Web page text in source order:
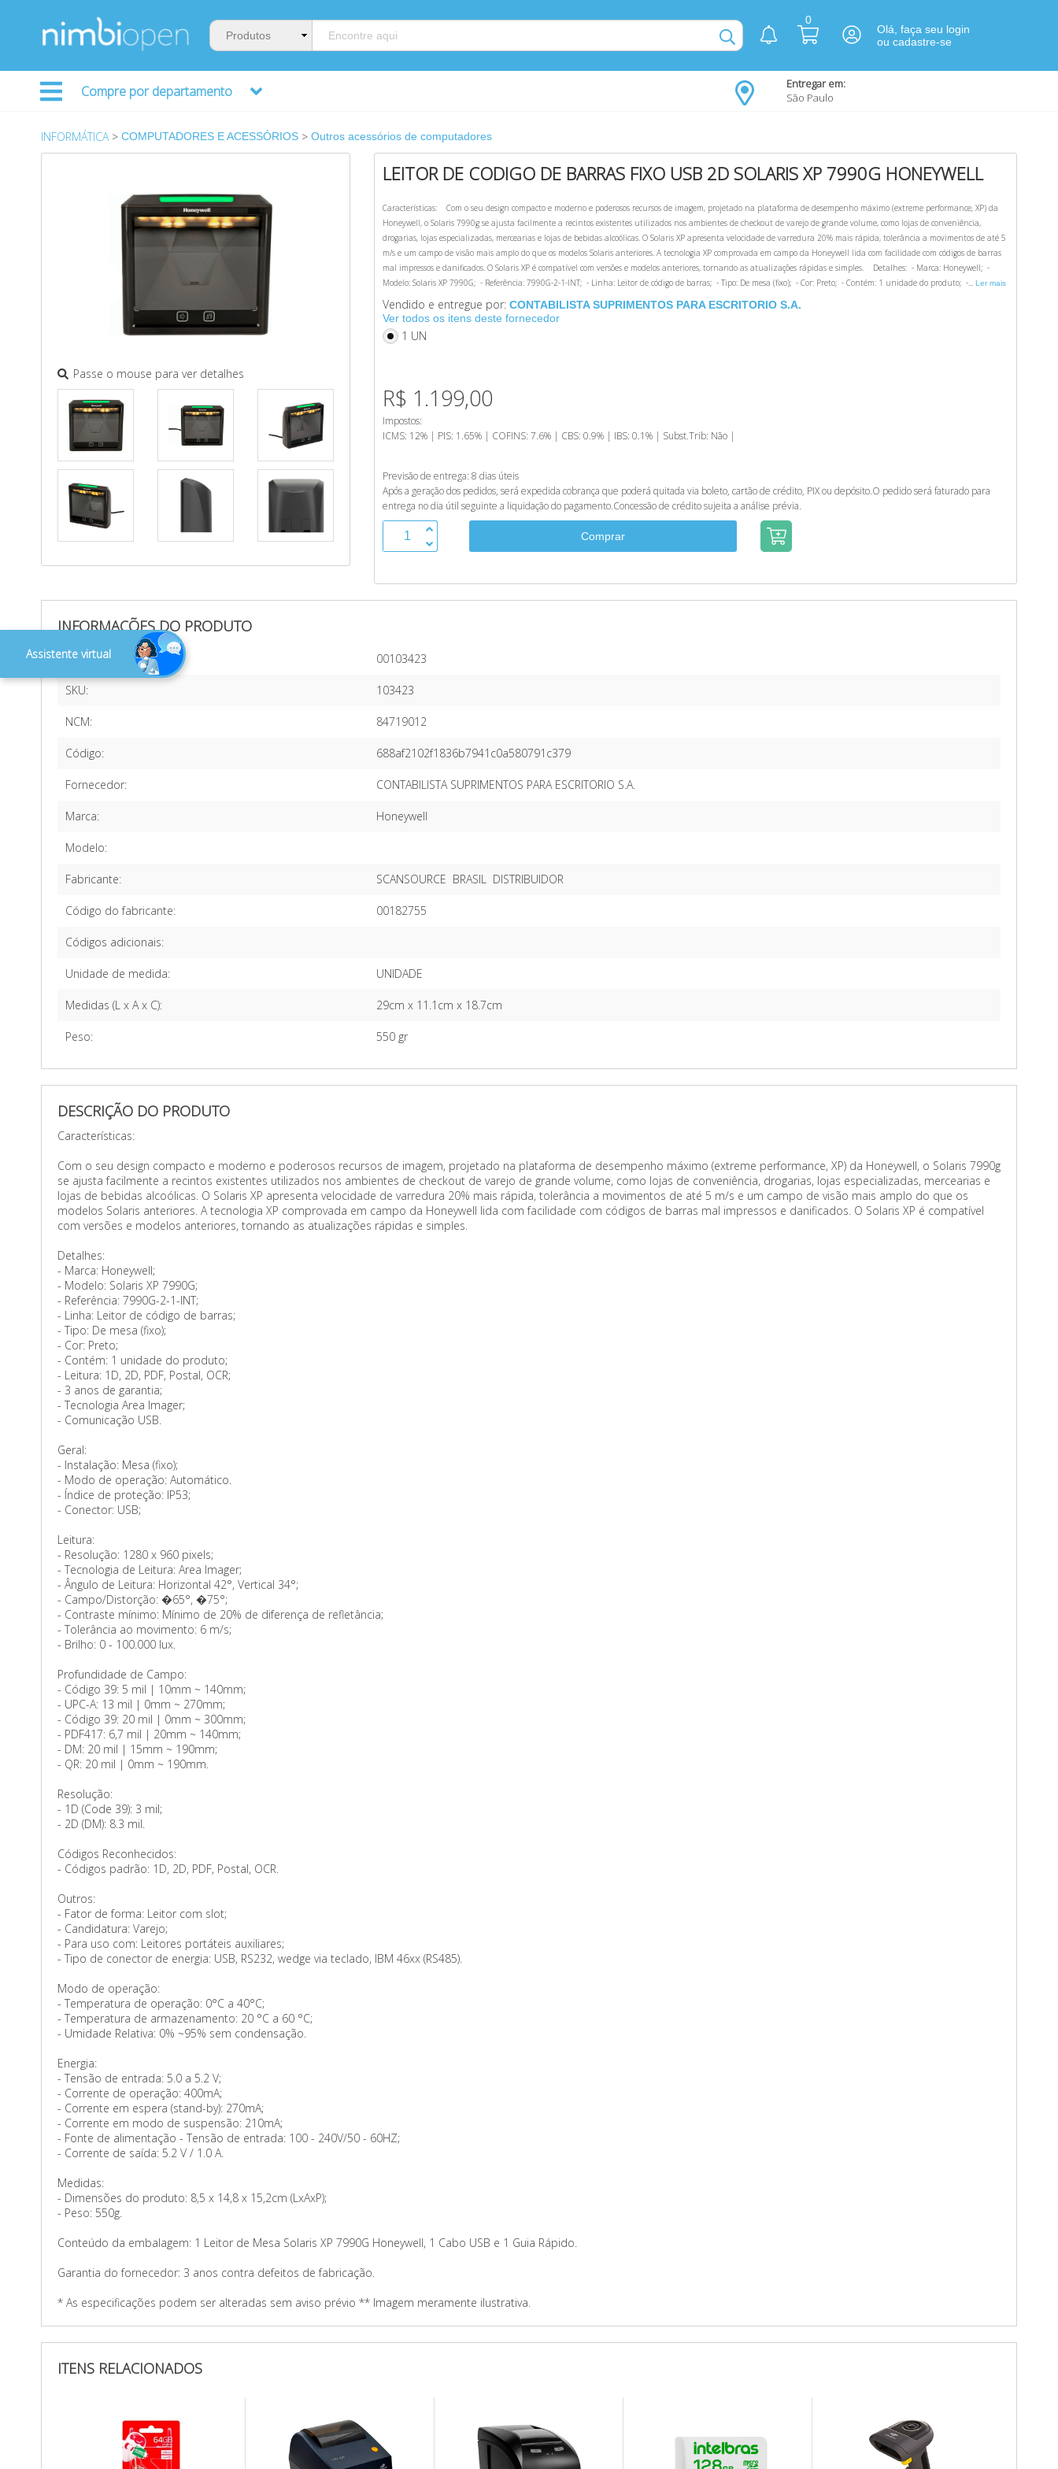
0
Olá, faça seu login
ou cadastre-se
Assistente virtual
Compre por departamento
Entregar em:
São Paulo
INFORMÁTICA > COMPUTADORES E ACESSÓRIOS > Outros acessórios de computadores
Passe o mouse para ver detalhes
LEITOR DE CODIGO DE BARRAS FIXO USB 2D SOLARIS XP 7990G HONEYWELL
Características: Com o seu design compacto e moderno e poderosos recursos de imagem, projetado na plataforma de desempenho máximo (extreme performance, XP) da
Honeywell, o Solaris 7990g se ajusta facilmente a recintos existentes utilizados nos ambientes de checkout de varejo de grande volume, como lojas de conveniência,
drogarias, lojas especializadas, mercearias e lojas de bebidas alcoólicas. O Solaris XP apresenta velocidade de varredura 20% mais rápida, tolerância a movimentos de até 5
m/s e um campo de visão mais amplo do que os modelos Solaris anteriores. A tecnologia XP comprovada em campo da Honeywell lida com facilidade com códigos de barras
mal impressos e danificados. O Solaris XP é compatível com versões e modelos anteriores, tornando as atualizações rápidas e simples. Detalhes: - Marca: Honeywell; -
Modelo: Solaris XP 7990G; - Referência: 7990G-2-1-INT; - Linha: Leitor de código de barras; - Tipo: De mesa (fixo); - Cor: Preto; - Contém: 1 unidade do produto; -... Ler mais
Vendido e entregue por:CONTABILISTA SUPRIMENTOS PARA ESCRITORIO S.A.
Ver todos os itens deste fornecedor
1 UN
R$ 1.199,00
Impostos:
ICMS: 12% | PIS: 1.65% | COFINS: 7.6% | CBS: 0.9% | IBS: 0.1% | Subst.Trib: Não |
Previsão de entrega: 8 dias úteis
Após a geração dos pedidos, será expedida cobrança que poderá quitada via boleto, cartão de crédito, PIX ou depósito.O pedido será faturado para
entrega no dia útil seguinte a liquidação do pagamento.Concessão de crédito sujeita a análise prévia.
INFORMAÇÕES DO PRODUTO
GTIN: 00103423
SKU: 103423
NCM: 84719012
Código: 688af2102f1836b7941c0a580791c379
Fornecedor: CONTABILISTA SUPRIMENTOS PARA ESCRITORIO S.A.
Marca: Honeywell
Modelo:
Fabricante: SCANSOURCE BRASIL DISTRIBUIDOR
Código do fabricante: 00182755
Códigos adicionais:
Unidade de medida: UNIDADE
Medidas (L x A x C): 29cm x 11.1cm x 18.7cm
Peso: 550 gr
DESCRIÇÃO DO PRODUTO
Características:
Com o seu design compacto e moderno e poderosos recursos de imagem, projetado na plataforma de desempenho máximo (extreme performance, XP) da Honeywell, o Solaris 7990g
se ajusta facilmente a recintos existentes utilizados nos ambientes de checkout de varejo de grande volume, como lojas de conveniência, drogarias, lojas especializadas, mercearias e
lojas de bebidas alcoólicas. O Solaris XP apresenta velocidade de varredura 20% mais rápida, tolerância a movimentos de até 5 m/s e um campo de visão mais amplo do que os
modelos Solaris anteriores. A tecnologia XP comprovada em campo da Honeywell lida com facilidade com códigos de barras mal impressos e danificados. O Solaris XP é compatível
com versões e modelos anteriores, tornando as atualizações rápidas e simples.
Detalhes:
- Marca: Honeywell;
- Modelo: Solaris XP 7990G;
- Referência: 7990G-2-1-INT;
- Linha: Leitor de código de barras;
- Tipo: De mesa (fixo);
- Cor: Preto;
- Contém: 1 unidade do produto;
- Leitura: 1D, 2D, PDF, Postal, OCR;
- 3 anos de garantia;
- Tecnologia Area Imager;
- Comunicação USB.
Geral:
- Instalação: Mesa (fixo);
- Modo de operação: Automático.
- Índice de proteção: IP53;
- Conector: USB;
Leitura:
- Resolução: 1280 x 960 pixels;
- Tecnologia de Leitura: Area Imager;
- Ângulo de Leitura: Horizontal 42°, Vertical 34°;
- Campo/Distorção: �65°, �75°;
- Contraste mínimo: Mínimo de 20% de diferença de refletância;
- Tolerância ao movimento: 6 m/s;
- Brilho: 0 - 100.000 lux.
Profundidade de Campo:
- Código 39: 5 mil | 10mm ~ 140mm;
- UPC-A: 13 mil | 0mm ~ 270mm;
- Código 39: 20 mil | 0mm ~ 300mm;
- PDF417: 6,7 mil | 20mm ~ 140mm;
- DM: 20 mil | 15mm ~ 190mm;
- QR: 20 mil | 0mm ~ 190mm.
Resolução:
- 1D (Code 39): 3 mil;
- 2D (DM): 8.3 mil.
Códigos Reconhecidos:
- Códigos padrão: 1D, 2D, PDF, Postal, OCR.
Outros:
- Fator de forma: Leitor com slot;
- Candidatura: Varejo;
- Para uso com: Leitores portáteis auxiliares;
- Tipo de conector de energia: USB, RS232, wedge via teclado, IBM 46xx (RS485).
Modo de operação:
- Temperatura de operação: 0°C a 40°C;
- Temperatura de armazenamento: 20 °C a 60 °C;
- Umidade Relativa: 0% ~95% sem condensação.
Energia:
- Tensão de entrada: 5.0 a 5.2 V;
- Corrente de operação: 400mA;
- Corrente em espera (stand-by): 270mA;
- Corrente em modo de suspensão: 210mA;
- Fonte de alimentação - Tensão de entrada: 100 - 240V/50 - 60HZ;
- Corrente de saída: 5.2 V / 1.0 A.
Medidas:
- Dimensões do produto: 8,5 x 14,8 x 15,2cm (LxAxP);
- Peso: 550g.
Conteúdo da embalagem: 1 Leitor de Mesa Solaris XP 7990G Honeywell, 1 Cabo USB e 1 Guia Rápido.
Garantia do fornecedor: 3 anos contra defeitos de fabricação.
* As especificações podem ser alteradas sem aviso prévio ** Imagem meramente ilustrativa.
ITENS RELACIONADOS